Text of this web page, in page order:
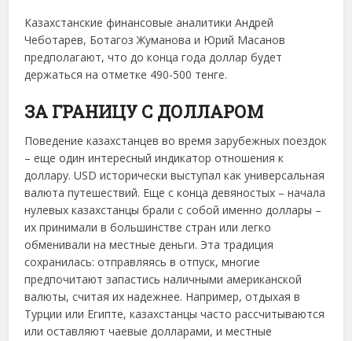
Казахстанские финансовые аналитики Андрей
Чеботарев, Ботагоз Жуманова и Юрий Масанов
предполагают, что до конца года доллар будет
держаться на отметке 490-500 тенге.
ЗА ГРАНИЦУ С ДОЛЛАРОМ
Поведение казахстанцев во время зарубежных поездок
– еще один интересный индикатор отношения к
доллару. USD исторически выступал как универсальная
валюта путешествий. Еще с конца девяностых – начала
нулевых казахстанцы брали с собой именно доллары –
их принимали в большинстве стран или легко
обменивали на местные деньги. Эта традиция
сохранилась: отправляясь в отпуск, многие
предпочитают запастись наличными американской
валюты, считая их надежнее. Например, отдыхая в
Турции или Египте, казахстанцы часто рассчитываются
или оставляют чаевые долларами, и местные